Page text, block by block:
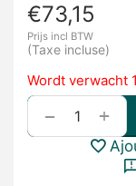
€73,15
Prijs incl BTW
(Taxe incluse)
Wordt verwacht
+
−